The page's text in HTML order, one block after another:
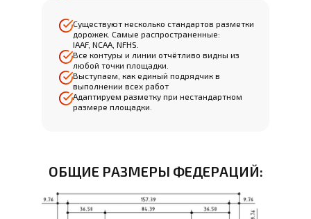
Существуют несколько стандартов разметки
дорожек. Самые распространенные:
IAAF, NCAA, NFHS.
Все контуры и линии отчётливо видны из
любой точки площадки.
Выступаем, как единый подрядчик в
выполнении всех работ
Адаптируем разметку при нестандартном
размере площадки.
ОБЩИЕ РАЗМЕРЫ ФЕДЕРАЦИЙ: